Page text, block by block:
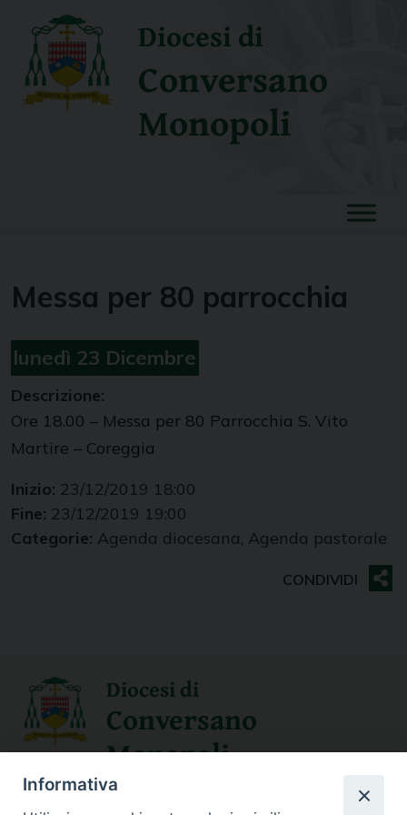
content
Diocesi di
Conversano
Monopoli
Messa per 80 parrocchia
lunedì 23 Dicembre
Descrizione:
Ore 18.00 – Messa per 80 Parrocchia S. Vito
Martire – Coreggia
Inizio: 23/12/2019 18:00
Fine: 23/12/2019 19:00
Categorie: Agenda diocesana, Agenda pastorale
Diocesi di
Conversano
Monopoli
SEGUICI SU
Informativa